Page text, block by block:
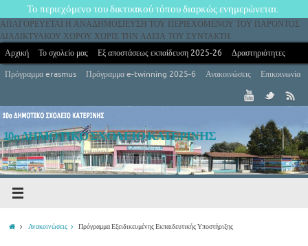
Το περιεχόμενο του δικτυακού τόπου διαρκώς ενημερώνεται.
ΑΠΑΓΟΡΕΥΕΤΑΙ Η ΑΝΑΔΗΜΟΣΙΕΥΣΗ ΤΟΥ ΠΕΡΙΕΧΟΜΕΝΟΥ ΤΟΥ ΠΑΡΟΝΤΟΣ
ΔΙΑΔΙΚΤΥΑΚΟΥ ΧΩΡΟΥ ΧΩΡΙΣ ΤΗΝ ΑΔΕΙΑ ΤΟΥ ΣΥΝΤΑΚΤΗ.
Αρχική
Το σχολείο μας Εξ αποστάσεως εκπαίδευση 2025-26
Δραστηριότητες
Πρόγραμμα erasmus
Πρόγραμμα e-twinning 2025-6 Ανακοινώσεις Επικοινωνία
10ο ΔΗΜΟΤΙΚΟ ΣΧΟΛΕΙΟ ΚΑΤΕΡΙΝΗΣ
10ο Δημοτικό Σχολείο Κατερίνης
Ανακοινώσεις Πρόγραμμα Εξειδικευμένης Εκπαιδευτικής Υποστήριξης